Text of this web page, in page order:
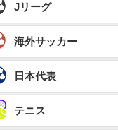
Jリーグ
海外サッカー
日本代表
テニス